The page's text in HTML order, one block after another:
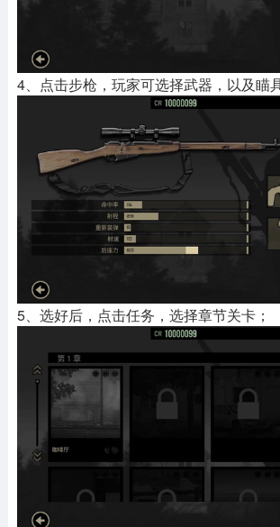
4、点击步枪，玩家可选择武器，以及瞄
5、选好后，点击任务，选择章节关卡；